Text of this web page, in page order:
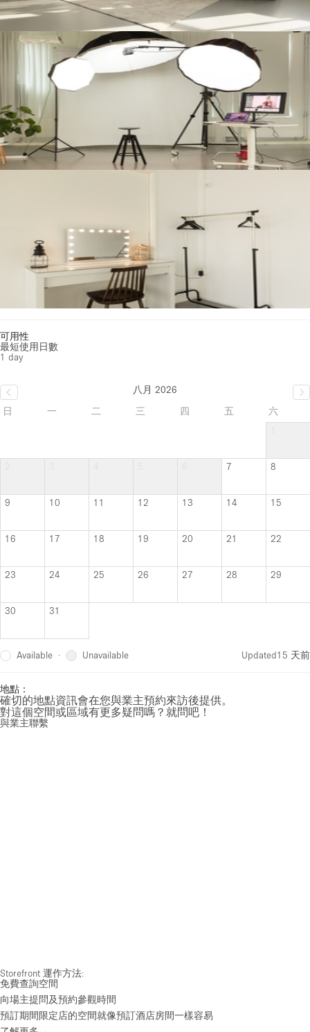
可用性
最短使用日數
1 day
八月 2026
日
一 二 三 四 五
六
7 8
9 10 11 12 13 14 15
16 17 18 19 20 21 22
23 24 25 26 27 28 29
30 31
Available · Unavailable Updated15 天前
地點：
確切的地點資訊會在您與業主預約來訪後提供。
對這個空間或區域有更多疑問嗎？就問吧！
與業主聯繫
Storefront 運作方法:
免費查詢空間
向場主提問及預約參觀時間
預訂期間限定店的空間就像預訂酒店房間一樣容易